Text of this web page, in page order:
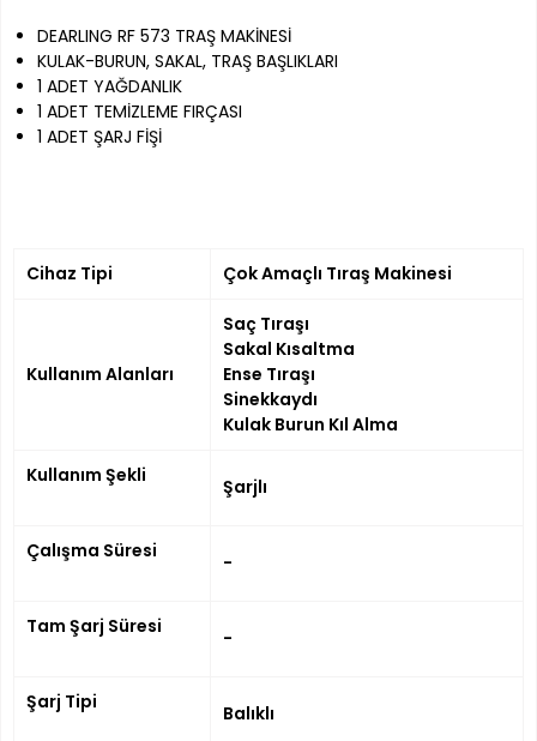
DEARLING RF 573 TRAŞ MAKİNESİ
KULAK-BURUN, SAKAL, TRAŞ BAŞLIKLARI
1 ADET YAĞDANLIK
1 ADET TEMİZLEME FIRÇASI
1 ADET ŞARJ FİŞİ
Cihaz Tipi Çok Amaçlı Tıraş Makinesi
Kullanım Alanları
Saç Tıraşı
Sakal Kısaltma
Ense Tıraşı
Sinekkaydı
Kulak Burun Kıl Alma
Kullanım Şekli Şarjlı
Çalışma Süresi -
Tam Şarj Süresi -
Şarj Tipi Balıklı